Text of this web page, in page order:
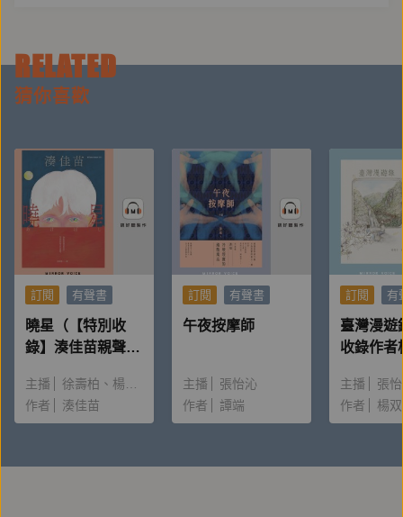
《魔髮精靈2》波比公主、《傳說對決》貂蟬、《派對
咖孔明》英子等。
中文聲音表演工作者，輔仁大學影像傳播學系電視製作
組畢業，現為聲產力文創成員。在一元布偶劇團當過操
偶∕配音演員及主持姐姐，在華視當過整點新聞主播。
配音演出類型涵蓋動畫、戲劇、遊戲、導覽、旁白等。
亦從事兒童聲音表演教學、口述影像撰稿設計及現場口
述影像服務。
錄音製作：心陪有聲
RELATED
猜你喜歡
訂閱 有聲書
曉星（【特別收
錄】湊佳苗親聲朗
主播 徐壽柏
楊雅淳
作者
湊佳苗
訂閱 有聲書
午夜按摩師
主播
張怡沁
作者
譚端
訂閱 有
臺灣漫遊
收錄作者
主播
張
作者
楊